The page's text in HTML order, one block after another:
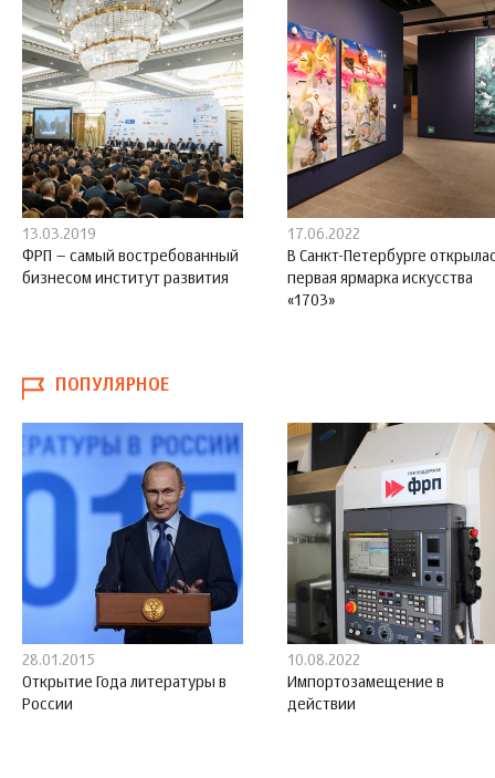
13.03.2019
ФРП – самый востребованный
бизнесом институт развития
17.06.2022
В Санкт-Петербурге
первая ярмарка искусства
«1703»
ПОПУЛЯРНОЕ
28.01.2015
Открытие Года литературы в
России
10.08.2022
Импортозамещение в
действии